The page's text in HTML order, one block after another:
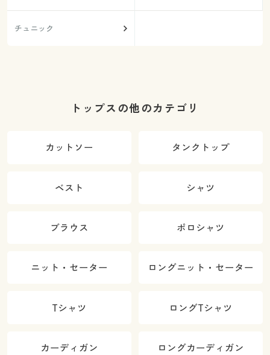
チュニック
トップスの他のカテゴリ
カットソー タンクトップ
ベスト シャツ
ブラウス ポロシャツ
ニット・セーター ロングニット・セーター
Tシャツ ロングTシャツ
カーディガン ロングカーディガン